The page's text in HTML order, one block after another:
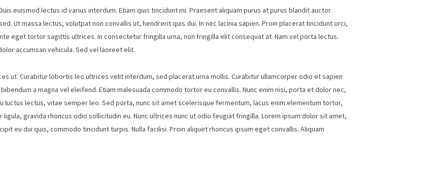
euismod lectus id varius interdum. Etiam quis tincidunt mi. Praesent aliquam purus at purus blandit auctor.
Ut massa lectus, volutpat non convallis ut, hendrerit quis dui. In nec lacinia sapien. Proin placerat tincidunt orci,
eget tortor sagittis ultrices. In consectetur fringilla urna, non fringilla elit consequat at. Nam vel porta lectus.
accumsan vehicula. Sed vel laoreet elit.
ut. Curabitur lobortis leo ultrices velit interdum, sed placerat urna mollis. Curabitur ullamcorper odio et sapien
a magna vel eleifend. Etiam malesuada commodo tortor eu convallis. Nunc enim nisi, porta et dolor nec,
luctus lectus, vitae semper leo. Sed porta, nunc sit amet scelerisque fermentum, lacus enim elementum tortor,
gravida rhoncus odio sollicitudin eu. Nunc ultrices nunc ut odio feugiat fringilla. Lorem ipsum dolor sit amet,
eu dui quis, commodo tincidunt turpis. Nulla facilisi. Proin aliquet rhoncus ipsum eget convallis. Aliquam